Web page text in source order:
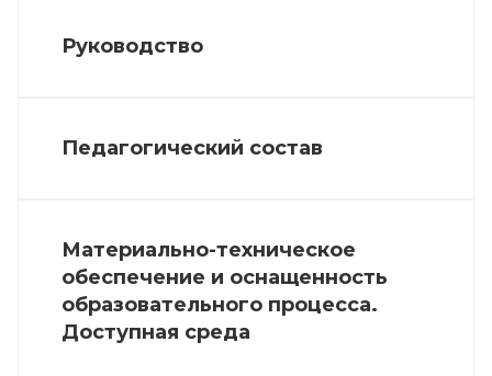
Руководство
Педагогический состав
Материально-техническое
обеспечение и оснащенность
образовательного процесса.
Доступная среда